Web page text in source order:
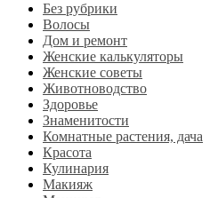
Без рубрики
Волосы
Дом и ремонт
Женские калькуляторы
Женские советы
Животноводство
Здоровье
Знаменитости
Комнатные растения, дача
Красота
Кулинария
Макияж